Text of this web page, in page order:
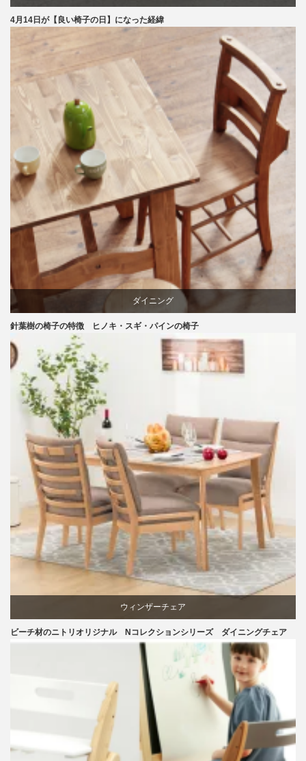
マーケティング
旭川
4月14日が【良い椅子の日】になった経緯
ダイニング
パイン
天童木工
材料
針葉樹の椅子の特徴 ヒノキ・スギ・パインの椅子
ウィンザーチェア
ダイニング
ニトリ
ビーチ
ライフスタイル
ビーチ材のニトリオリジナル Nコレクションシリーズ ダイニングチェア